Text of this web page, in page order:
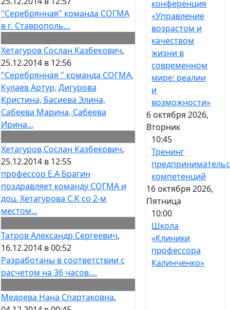
"Серебрянная" команда СОГМА
в г. Ставрополь...
Хетагуров Сослан Казбекович,
25.12.2014 в 12:56
"Серебрянная " команда СОГМА.
Кулаев Артур, Дигурова
Кристина, Басиева Элина,
Сабеева Марина, Сабеева
Ирина...
Хетагуров Сослан Казбекович,
25.12.2014 в 12:55
профессор Е.А Брагин
поздравляет команду СОГМА и
доц. Хетагурова С.К со 2-м
местом...
Татров Александр Сергеевич,
16.12.2014 в 00:52
Разработаны в соответствии с
расчетом на 36 часов....
Медоева Нана Спартаковна,
конференция
«Управление
возрастом и
качеством
жизни в
современном
мире: реалии
и
возможности»
6 октября 2026,
Вторник
10:45
Тренинг
компетенций
16 октября 2026,
Пятница
10:00
Школа
«Клиники
профессора
Калинченко»